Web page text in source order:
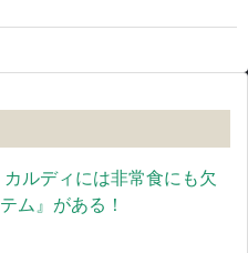
カルディには非常食にも欠
ム』がある！